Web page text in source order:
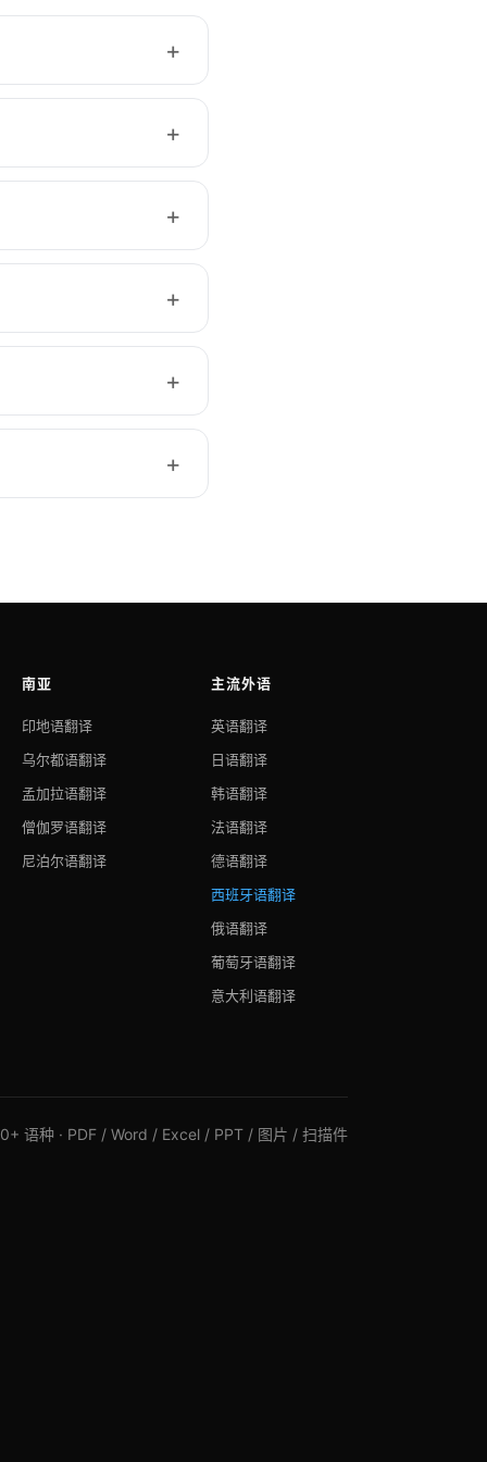
南亚
印地语翻译
乌尔都语翻译
孟加拉语翻译
僧伽罗语翻译
尼泊尔语翻译
主流外语
英语翻译
日语翻译
韩语翻译
法语翻译
德语翻译
西班牙语翻译
俄语翻译
葡萄牙语翻译
意大利语翻译
语种 · PDF / Word / Excel / PPT / 图片 / 扫描件